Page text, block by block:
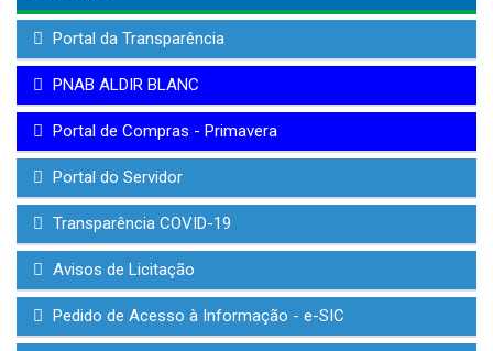
Portal da Transparência
PNAB ALDIR BLANC
Portal de Compras - Primavera
Portal do Servidor
Transparência COVID-19
Avisos de Licitação
Pedido de Acesso à Informação - e-SIC